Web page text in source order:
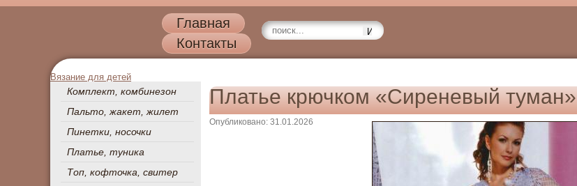
Главная
Контакты
Вязание для детей
Комплект, комбинезон
Пальто, жакет, жилет
Пинетки, носочки
Платье, туника
Топ, кофточка, свитер
Платье крючком «Сиреневый туман»
Опубликовано: 31.01.2026